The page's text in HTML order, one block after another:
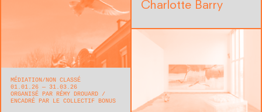
Charlotte Barry
MÉDIATION
NON CLASSÉ
01.01.26 — 31.03.26
ORGANISÉ PAR RÉMY DROUARD
ENCADRÉ PAR LE COLLECTIF BONUS